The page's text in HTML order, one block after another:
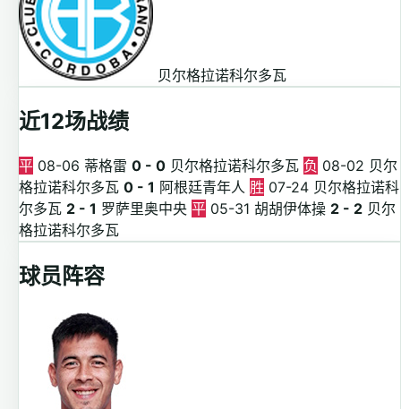
贝尔格拉诺科尔多瓦
近12场战绩
平 08-06 蒂格雷 0 - 0 贝尔格拉诺科尔多瓦 负 08-02 贝尔
格拉诺科尔多瓦 0 - 1 阿根廷青年人 胜 07-24 贝尔格拉诺科
尔多瓦 2 - 1 罗萨里奥中央 平 05-31 胡胡伊体操 2 - 2 贝尔
格拉诺科尔多瓦
球员阵容